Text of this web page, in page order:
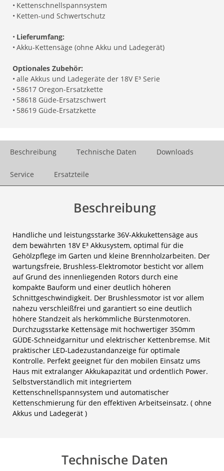
• Kettenschnellspannsystem
• Ketten-und Schwertschutz
• Lieferumfang:
• Akku-Kettensäge (ohne Akku und Ladegerät)
Optionales Zubehör:
• alle Akkus und Ladegeräte der 18V E³ Serie
• 58617 Oregon-Ersatzkette
• 58618 Güde-Ersatzschwert
• 58619 Güde-Ersatzkette
Beschreibung Technische Daten Downloads
Service Ersatzteile
Beschreibung
Handliche und leistungsstarke 36V-Akkukettensäge aus
dem bewährten 18V E³ Akkusystem, optimal für die
Gehölzpflege im Garten und kleine Brennholzarbeiten. Der
wartungsfreie, Brushless-Elektromotor besticht vor allem
auf Grund des innenliegenden Rotors durch eine
kompakte Bauform und einer deutlich höheren
Schnittgeschwindigkeit. Der Brushlessmotor ist vor allem
nahezu verschleißfrei und garantiert so eine deutlich
höhere Standzeit als herkömmliche Bürstenmotoren.
Durchzugsstarke Kettensäge mit hochwertiger 350mm
GÜDE-Schneidgarnitur und elektrischer Kettenbremse. Mit
praktischer LED-Ladezustandanzeige für optimale
Kontrolle. Perfekt geeignet für den mobilen Einsatz ums
Haus mit extralanger Akkukapazität und ordentlich Power.
Selbstverständlich mit integriertem
Kettenschnellspannsystem und automatischer
Kettenschmierung für den effektiven Arbeitseinsatz. ( ohne
Akkus und Ladegerät )
Technische Daten